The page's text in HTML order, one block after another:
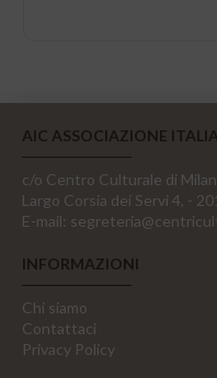
AIC ASSOCIAZIONE
c/o Centro Culturale di
Largo Corsia dei Servi 4, -
E-mail:
INFORMAZIONI
Chi siamo
Contattaci
Privacy Policy